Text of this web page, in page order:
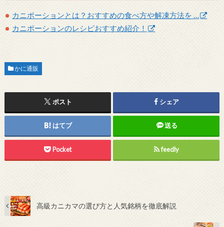
カニポーションとは？おすすめの食べ方や解凍方法を …
カニポーションのレシピおすすめ紹介！
かに通販
ポスト シェア
はてブ 送る
Pocket feedly
高級カニカマの選び方と人気銘柄を徹底解説